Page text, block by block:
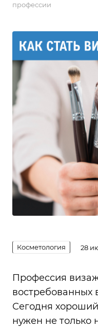
профессии
Косметология 28
Профессия
востребованных
Сегодня
нужен не только